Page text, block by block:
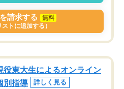
請求する
無料
ストに追加する）
役東大生によるオンライン
別指導
詳しく見る